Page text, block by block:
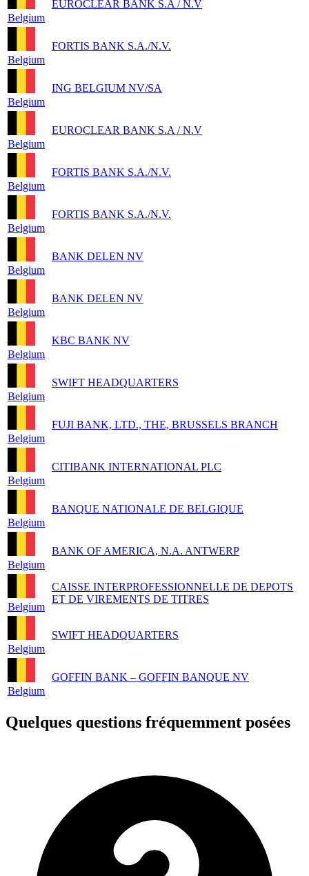
Belgium
EUROCLEAR BANK S.A / N.V
Belgium
FORTIS BANK S.A./N.V.
Belgium
ING BELGIUM NV/SA
Belgium
EUROCLEAR BANK S.A / N.V
Belgium
FORTIS BANK S.A./N.V.
Belgium
FORTIS BANK S.A./N.V.
Belgium
BANK DELEN NV
Belgium
BANK DELEN NV
Belgium
KBC BANK NV
Belgium
SWIFT HEADQUARTERS
Belgium
FUJI BANK, LTD., THE, BRUSSELS BRANCH
Belgium
CITIBANK INTERNATIONAL PLC
Belgium
BANQUE NATIONALE DE BELGIQUE
Belgium
BANK OF AMERICA, N.A. ANTWERP
Belgium
CAISSE INTERPROFESSIONNELLE DE DEPOTS
ET DE VIREMENTS DE TITRES
Belgium
SWIFT HEADQUARTERS
Belgium
GOFFIN BANK – GOFFIN BANQUE NV
Quelques questions fréquemment posées